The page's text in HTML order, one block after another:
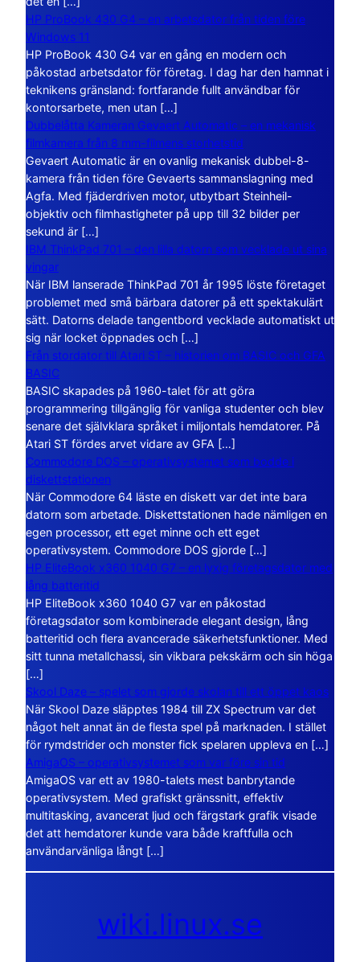
HP ProBook 430 G4 – en arbetsdator från tiden före
Windows 11
HP ProBook 430 G4 var en gång en modern och
påkostad arbetsdator för företag. I dag har den hamnat i
teknikens gränsland: fortfarande fullt användbar för
kontorsarbete, men utan […]
Dubbelåtta Kameran Gevaert Automatic – en mekanisk
filmkamera från 8 mm-filmens storhetstid
Gevaert Automatic är en ovanlig mekanisk dubbel-8-
kamera från tiden före Gevaerts sammanslagning med
Agfa. Med fjäderdriven motor, utbytbart Steinheil-
objektiv och filmhastigheter på upp till 32 bilder per
sekund är […]
IBM ThinkPad 701 – den lilla datorn som vecklade ut sina
vingar
När IBM lanserade ThinkPad 701 år 1995 löste företaget
problemet med små bärbara datorer på ett spektakulärt
sätt. Datorns delade tangentbord vecklade automatiskt ut
sig när locket öppnades och […]
Från stordator till Atari ST – historien om BASIC och GFA
BASIC
BASIC skapades på 1960-talet för att göra
programmering tillgänglig för vanliga studenter och blev
senare det självklara språket i miljontals hemdatorer. På
Atari ST fördes arvet vidare av GFA […]
Commodore DOS – operativsystemet som bodde i
diskettstationen
När Commodore 64 läste en diskett var det inte bara
datorn som arbetade. Diskettstationen hade nämligen en
egen processor, ett eget minne och ett eget
operativsystem. Commodore DOS gjorde […]
HP EliteBook x360 1040 G7 – en lyxig företagsdator med
lång batteritid
HP EliteBook x360 1040 G7 var en påkostad
företagsdator som kombinerade elegant design, lång
batteritid och flera avancerade säkerhetsfunktioner. Med
sitt tunna metallchassi, sin vikbara pekskärm och sin höga
[…]
Skool Daze – spelet som gjorde skolan till ett öppet kaos
När Skool Daze släpptes 1984 till ZX Spectrum var det
något helt annat än de flesta spel på marknaden. I stället
för rymdstrider och monster fick spelaren uppleva en […]
AmigaOS – operativsystemet som var före sin tid
AmigaOS var ett av 1980-talets mest banbrytande
operativsystem. Med grafiskt gränssnitt, effektiv
multitasking, avancerat ljud och färgstark grafik visade
det att hemdatorer kunde vara både kraftfulla och
användarvänliga långt […]
wiki.linux.se